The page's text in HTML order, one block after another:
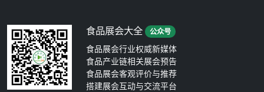
食品展会大全 公众号
食品展会行业权威新媒体
食品产业链相关展会预告
食品展会客观评价与推荐
搭建展会互动与交流平台